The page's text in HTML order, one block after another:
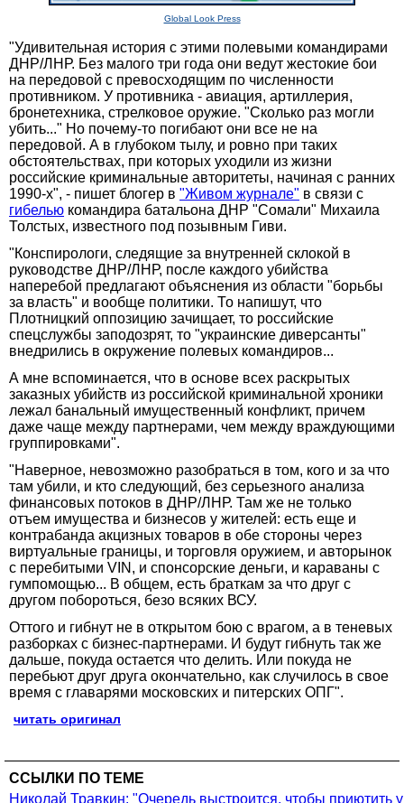
Global Look Press
"Удивительная история с этими полевыми командирами
ДНР/ЛНР. Без малого три года они ведут жестокие бои
на передовой с превосходящим по численности
противником. У противника - авиация, артиллерия,
бронетехника, стрелковое оружие. "Сколько раз могли
убить..." Но почему-то погибают они все не на
передовой. А в глубоком тылу, и ровно при таких
обстоятельствах, при которых уходили из жизни
российские криминальные авторитеты, начиная с ранних
1990-х", - пишет блогер в "Живом журнале" в связи с
гибелью командира батальона ДНР "Сомали" Михаила
Толстых, известного под позывным Гиви.
"Конспирологи, следящие за внутренней склокой в
руководстве ДНР/ЛНР, после каждого убийства
наперебой предлагают объяснения из области "борьбы
за власть" и вообще политики. То напишут, что
Плотницкий оппозицию зачищает, то российские
спецслужбы заподозрят, то "украинские диверсанты"
внедрились в окружение полевых командиров...
А мне вспоминается, что в основе всех раскрытых
заказных убийств из российской криминальной хроники
лежал банальный имущественный конфликт, причем
даже чаще между партнерами, чем между враждующими
группировками".
"Наверное, невозможно разобраться в том, кого и за что
там убили, и кто следующий, без серьезного анализа
финансовых потоков в ДНР/ЛНР. Там же не только
отъем имущества и бизнесов у жителей: есть еще и
контрабанда акцизных товаров в обе стороны через
виртуальные границы, и торговля оружием, и авторынок
с перебитыми VIN, и спонсорские деньги, и караваны с
гумпомощью... В общем, есть браткам за что друг с
другом побороться, безо всяких ВСУ.
Оттого и гибнут не в открытом бою с врагом, а в теневых
разборках с бизнес-партнерами. И будут гибнуть так же
дальше, покуда остается что делить. Или покуда не
перебьют друг друга окончательно, как случилось в свое
время с главарями московских и питерских ОПГ".
читать оригинал
ССЫЛКИ ПО ТЕМЕ
Николай Травкин: "Очередь выстроится, чтобы приютить у